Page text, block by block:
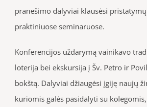
pranešimo dalyviai klausėsi
praktiniuose seminaruose.
Konferencijos uždarymą vainikavo
loterija bei ekskursija į Šv. Petro ir
bokštą. Dalyviai džiaugėsi įgiję naujų
kuriomis galės pasidalyti su